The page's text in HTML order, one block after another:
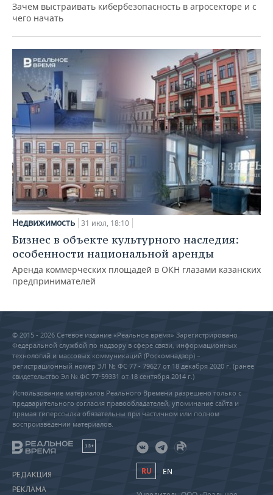
Зачем выстраивать кибербезопасность в агросекторе и с
чего начать
Недвижимость 31 июл, 18:10
Бизнес в объекте культурного наследия:
особенности национальной аренды
Аренда коммерческих площадей в ОКН глазами казанских
предпринимателей
© 2015 - 2026 Сетевое издание «Реальное время» Зарегистрировано
Федеральной службой по надзору в сфере связи, информационных
технологий и массовых коммуникаций (Роскомнадзор) –
регистрационный номер ЭЛ № ФС 77 - 79627 от 18 декабря 2020 г. (ранее
свидетельство Эл № ФС 77-59331 от 18 сентября 2014 г.)
Использование материалов Реального Времени разрешено только с
предварительного согласия правообладателей, упоминание сайта и
прямая гиперссылка обязательны при частичном или полном
воспроизведении материалов.
18+
РЕДАКЦИЯ
РЕКЛАМА
RU EN